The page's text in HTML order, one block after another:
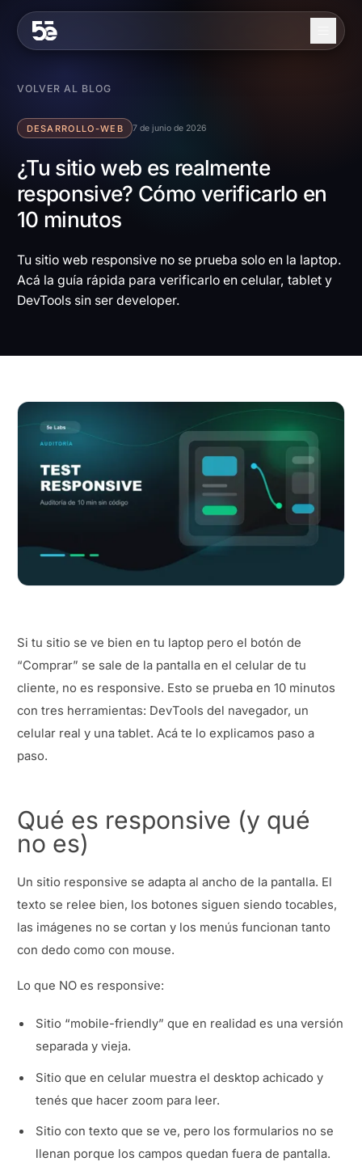
Nosotros
Servicios
Trabajo
Blog
Contacto
EN ES
VOLVER AL BLOG
DESARROLLO-WEB 7 de junio de 2026
¿Tu sitio web es realmente
responsive? Cómo verificarlo en
10 minutos
Tu sitio web responsive no se prueba solo en la laptop.
Acá la guía rápida para verificarlo en celular, tablet y
DevTools sin ser developer.
Si tu sitio se ve bien en tu laptop pero el botón de
“Comprar” se sale de la pantalla en el celular de tu
cliente, no es responsive. Esto se prueba en 10 minutos
con tres herramientas: DevTools del navegador, un
celular real y una tablet. Acá te lo explicamos paso a
paso.
Qué es responsive (y qué
no es)
Un sitio responsive se adapta al ancho de la pantalla. El
texto se relee bien, los botones siguen siendo tocables,
las imágenes no se cortan y los menús funcionan tanto
con dedo como con mouse.
Lo que NO es responsive:
Sitio “mobile-friendly” que en realidad es una versión
separada y vieja.
Sitio que en celular muestra el desktop achicado y
tenés que hacer zoom para leer.
Sitio con texto que se ve, pero los formularios no se
llenan porque los campos quedan fuera de pantalla.